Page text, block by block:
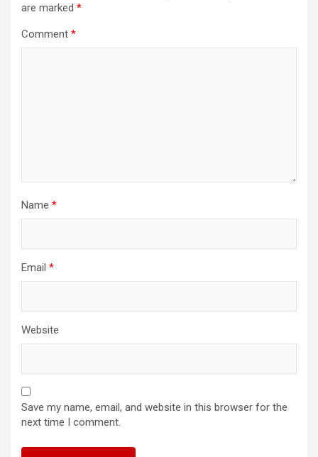
are marked *
Comment *
Name *
Email *
Website
Save my name, email, and website in this browser for the
next time I comment.